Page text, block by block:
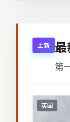
上新
第
英国